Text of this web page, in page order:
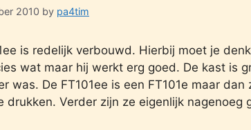
2010 by pa4tim
is redelijk verbouwd. Hierbij moet je
wat maar hij werkt erg goed. De kast is
was. De FT101ee is een FT101e maar
drukken. Verder zijn ze eigenlijk nagenoeg